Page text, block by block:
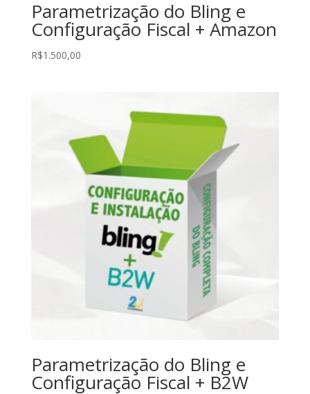
Parametrização do Bling e
Configuração Fiscal + Amazon
R$1.500,00
Parametrização do Bling e
Configuração Fiscal + B2W